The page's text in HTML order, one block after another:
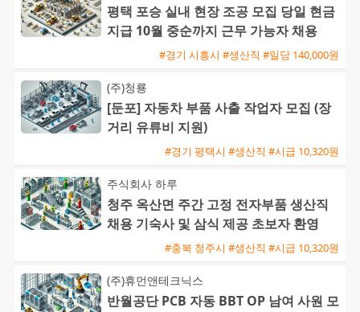
평택 포승 실내 현장 조공 모집 당일 현금
지급 10월 중순까지 근무 가능자 채용
#경기 시흥시 #생산직 #일당 140,000원
(주)청룡
[둔포] 자동차 부품 사출 작업자 모집 (장
거리 유류비 지원)
#경기 평택시 #생산직 #시급 10,320원
주식회사 하루
청주 옥산면 주간 고정 전자부품 생산직
채용 기숙사 및 삼식 제공 초보자 환영
#충북 청주시 #생산직 #시급 10,320원
(주)휴먼앤테크닉스
반월공단 PCB 자동 BBT OP 남여 사원 모